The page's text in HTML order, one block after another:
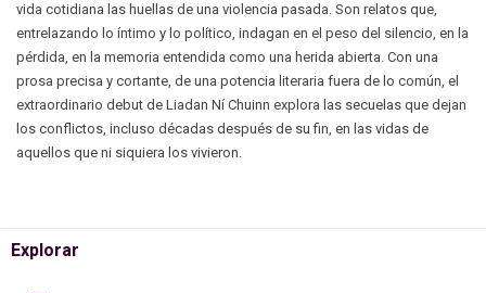
vida cotidiana las huellas de una violencia pasada. Son relatos que,
entrelazando lo íntimo y lo político, indagan en el peso del silencio, en la
pérdida, en la memoria entendida como una herida abierta. Con una
prosa precisa y cortante, de una potencia literaria fuera de lo común, el
extraordinario debut de Liadan Ní Chuinn explora las secuelas que dejan
los conflictos, incluso décadas después de su fin, en las vidas de
aquellos que ni siquiera los vivieron.
Explorar